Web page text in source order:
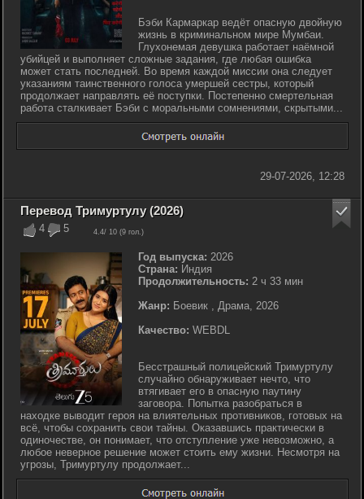
Бэби Кармаркар ведёт опасную двойную
жизнь в криминальном мире Мумбаи.
Глухонемая девушка работает наёмной
убийцей и выполняет сложные задания, где любая ошибка
может стать последней. Во время каждой миссии она следует
указаниям таинственного голоса умершей сестры, который
продолжает направлять её поступки. Постепенно смертельная
работа сталкивает Бэби с моральными сомнениями, скрытыми...
29-07-2026, 12:28
4 5 4.4/ 10 (9 гол.)
Перевод Тримуртулу (2026)
Год выпуска: 2026
Страна: Индия
Продолжительность: 2 ч 33 мин
Жанр: Боевик , Драма, 2026
Качество: WEBDL
Бесстрашный полицейский Тримуртулу
случайно обнаруживает нечто, что
втягивает его в опасную паутину
заговора. Попытка разобраться в
находке выводит героя на влиятельных противников, готовых на
всё, чтобы сохранить свои тайны. Оказавшись практически в
одиночестве, он понимает, что отступление уже невозможно, а
любое неверное решение может стоить ему жизни. Несмотря на
угрозы, Тримуртулу продолжает...